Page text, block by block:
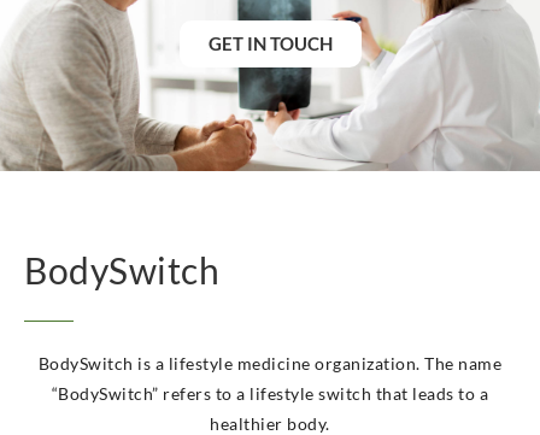
GET IN TOUCH
BodySwitch
BodySwitch is a lifestyle medicine organization. The name
“BodySwitch” refers to a lifestyle switch that leads to a
healthier body.